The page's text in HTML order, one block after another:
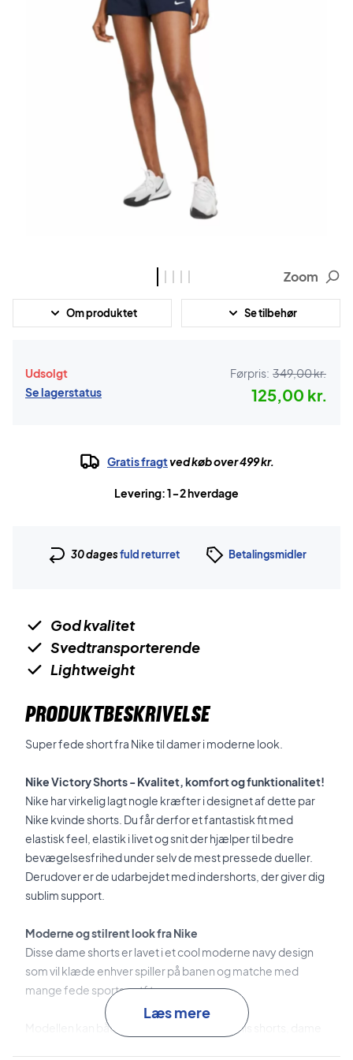
Zoom
Om produktet Se tilbehør
Udsolgt
Se lagerstatus
Førpris: 349,00 kr.
125,00 kr.
Gratis fragtved køb over 499 kr.
Levering: 1-2 hverdage
30 dagesfuld returret Betalingsmidler
God kvalitet
Svedtransporterende
Lightweight
PRODUKTBESKRIVELSE
Super fede short fra Nike til damer i moderne look.
Nike Victory Shorts - Kvalitet, komfort og funktionalitet!
Nike har virkelig lagt nogle kræfter i designet af dette par
Nike kvinde shorts. Du får derfor et fantastisk fit med
elastisk feel, elastik i livet og snit der hjælper til bedre
bevægelsesfrihed under selv de mest pressede dueller.
Derudover er de udarbejdet med indershorts, der giver dig
sublim support.
Moderne og stilrent look fra Nike
Disse dame shorts er lavet i et cool moderne navy design
som vil klæde enhver spiller på banen og matche med
mange fede sports outfits.
Modellen kan både bruges som dame tennis shorts, dame
Læs mere